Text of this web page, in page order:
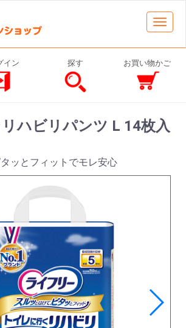
イン 探す お買い物かご
ハビリパンツ L 14枚入
ッとフィットでモレ安心